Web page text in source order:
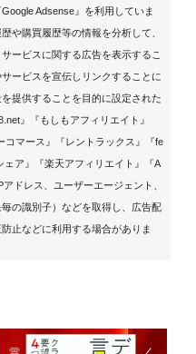
Adsense』を利用していま
や購買履歴等の情報を分析して、
ービスに関する広告を表示するこ
ービスを宣伝しリンクすることに
提供することを目的に設定された
』『もしもアフィリエイト』
コマース』『レントラックス』『fe
ア』『楽天アフィリエイト』『A
ドレス、ユーザーエージェント、
の識別子）などを取得し、広告配
止などに利用する場合がありま